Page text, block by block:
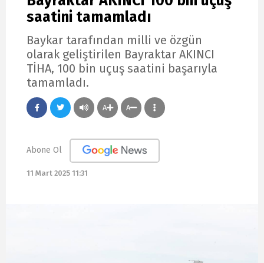
saatini tamamladı
Baykar tarafından milli ve özgün
olarak geliştirilen Bayraktar AKINCI
TİHA, 100 bin uçuş saatini başarıyla
tamamladı.
A A
Abone Ol
11 Mart 2025 11:31